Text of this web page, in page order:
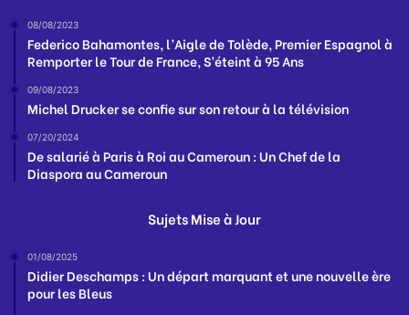
08/08/2023
Federico Bahamontes, l’Aigle de Tolède, Premier Espagnol à
Remporter le Tour de France, S’éteint à 95 Ans
09/08/2023
Michel Drucker se confie sur son retour à la télévision
07/20/2024
De salarié à Paris à Roi au Cameroun : Un Chef de la
Diaspora au Cameroun
Sujets Mise à Jour
01/08/2025
Didier Deschamps : Un départ marquant et une nouvelle ère
pour les Bleus